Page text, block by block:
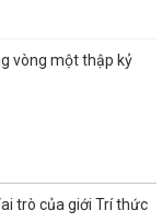
vòng một thập kỷ
trò của giới Trí thức